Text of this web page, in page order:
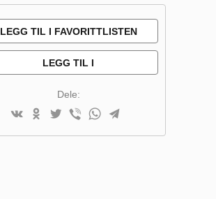
LEGG TIL I FAVORITTLISTEN
LEGG TIL I
Dele: